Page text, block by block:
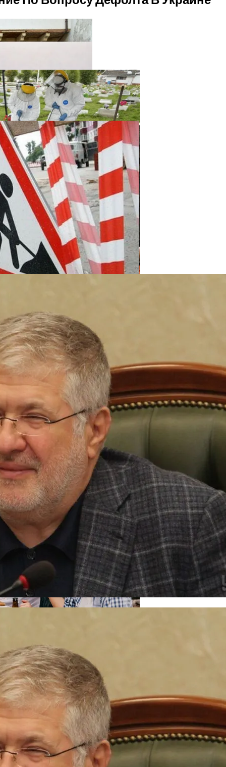
Интеллект
Цзиньпина: Мир Не Обмануть
«испанки» 1918 Года
Положение И Эвакуация
Запуск Моделей ИИ
Событиях Выходных